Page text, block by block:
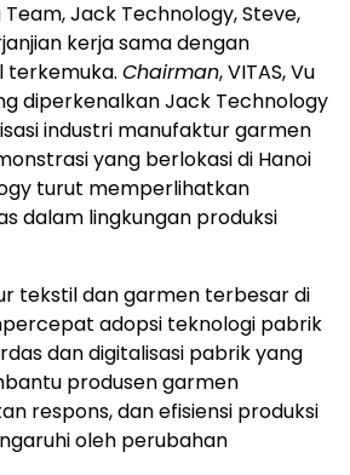
Jack Technology, Steve,
kerja sama dengan
terkemuka. Chairman, VITAS, Vu
diperkenalkan Jack Technology
industri manufaktur garmen
yang berlokasi di Hanoi
turut memperlihatkan
dalam lingkungan produksi
tekstil dan garmen terbesar di
adopsi teknologi pabrik
dan digitalisasi pabrik yang
produsen garmen
respons, dan efisiensi produksi
oleh perubahan